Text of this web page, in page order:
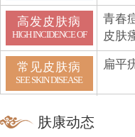
高发皮肤病
HIGH INCIDENCE OF
青春
皮肤
常见皮肤病
SEE SKIN DISEASE
扁平
肤康动态